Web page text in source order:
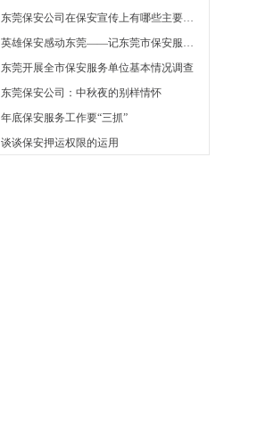
东莞保安公司在保安宣传上有哪些主要途径及宣传平台
英雄保安感动东莞——记东莞市保安服务公司驻市东城酒吧街保安员李韩龙
东莞开展全市保安服务单位基本情况调查
东莞保安公司：中秋夜的别样情怀
年底保安服务工作要“三抓”
谈谈保安押运权限的运用